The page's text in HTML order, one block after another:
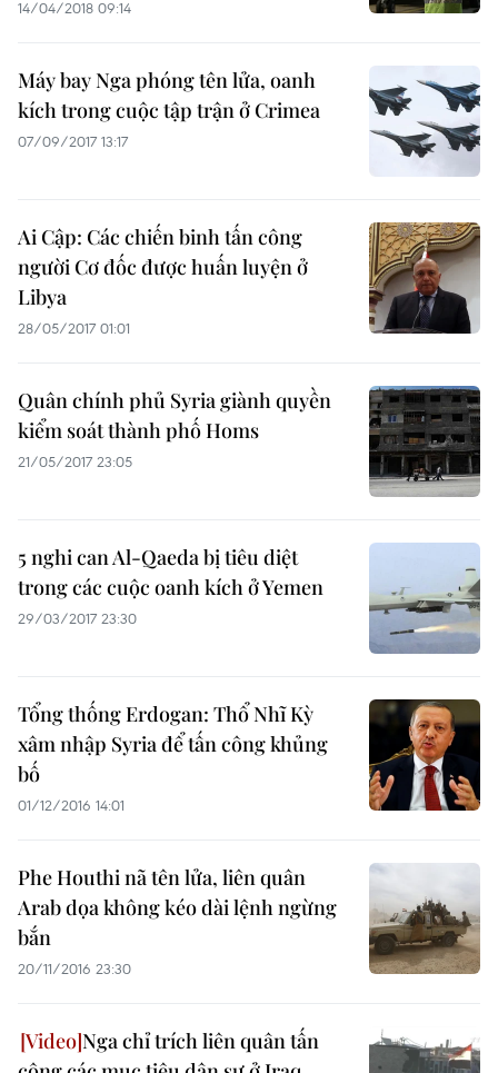
14/04/2018 09:14
Máy bay Nga phóng tên lửa, oanh
kích trong cuộc tập trận ở Crimea
07/09/2017 13:17
Ai Cập: Các chiến binh tấn công
người Cơ đốc được huấn luyện ở
Libya
28/05/2017 01:01
Quân chính phủ Syria giành quyền
kiểm soát thành phố Homs
21/05/2017 23:05
5 nghi can Al-Qaeda bị tiêu diệt
trong các cuộc oanh kích ở Yemen
29/03/2017 23:30
Tổng thống Erdogan: Thổ Nhĩ Kỳ
xâm nhập Syria để tấn công khủng
bố
01/12/2016 14:01
Phe Houthi nã tên lửa, liên quân
Arab dọa không kéo dài lệnh ngừng
bắn
20/11/2016 23:30
Nga chỉ trích liên quân tấn